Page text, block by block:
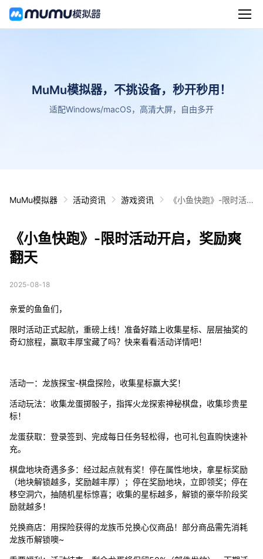
MuMu模拟器，不挑设备，秒开秒用！
适配Windows/macOS，高清大屏，自由多开
MuMu模拟器 活动资讯 游戏资讯
《小鱼快跑》-限时活
《小鱼快跑》-限时活动开启，奖励爽
翻天
2025-08-18
亲爱的鱼鱼们，
限时活动正式起航，重磅上线！准备好踏上收集星标、层层抽奖的
奇幻旅程，赢取丰厚宝藏了吗？快来看看活动详情吧！
活动一：龙族探宝-棋盘探险，收集星标赢大奖！
活动玩法：收集龙蛋掷骰子，指挥火龙探索神秘棋盘，收集珍贵星
标！
龙蛋获取：登录签到、完成每日任务轻松得，也可礼包直购快速补
充。
棋盘地块奇遇多多：经过起点就有奖！停在属性地块，拿星标奖励
（地块解锁越多，奖励越丰厚）；停在奖励地块，立即领奖；停在
移空洞穴，抽随机星标惊喜；收集的星标越多，解锁的豪华阶段奖
励就越多！
兑换商店：用探险获得的龙族币兑换心仪商品！部分商品需先消耗
龙族币解锁噢~